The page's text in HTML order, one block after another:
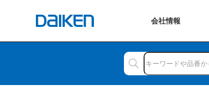
会社情報